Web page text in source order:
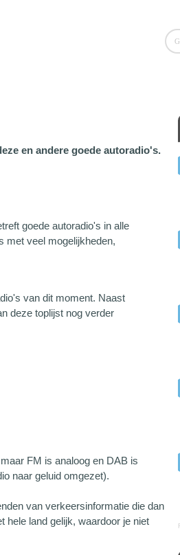
en andere goede autoradio's.
goede autoradio's in alle
met veel mogelijkheden,
van dit moment. Naast
deze toplijst nog verder
FM is analoog en DAB is
naar geluid omgezet).
van verkeersinformatie die dan
hele land gelijk, waardoor je niet